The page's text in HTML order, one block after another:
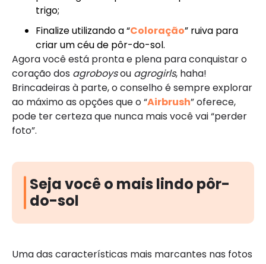
trigo;
Finalize utilizando a “Coloração” ruiva para
criar um céu de pôr-do-sol.
Agora você está pronta e plena para conquistar o
coração dos agroboysou agrogirls, haha!
Brincadeiras à parte, o conselho é sempre explorar
ao máximo as opções que o “Airbrush” oferece,
pode ter certeza que nunca mais você vai “perder
foto”.
Seja você o mais lindo pôr-
do-sol
Uma das características mais marcantes nas fotos